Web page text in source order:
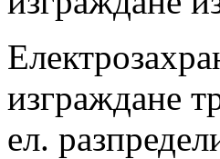
изграждане
ел.